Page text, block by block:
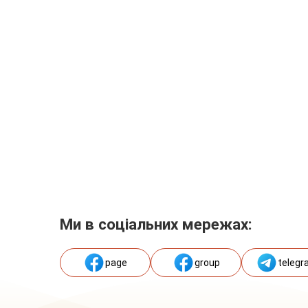
Ми в соціальних мережах:
page group